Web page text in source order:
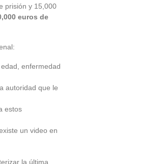
prisión y 15,000
euros de
enfermedad
autoridad que le
estos
un video en
la última